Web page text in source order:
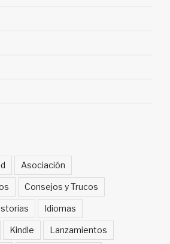
Asociación
Consejos y Trucos
Idiomas
Kindle Lanzamientos